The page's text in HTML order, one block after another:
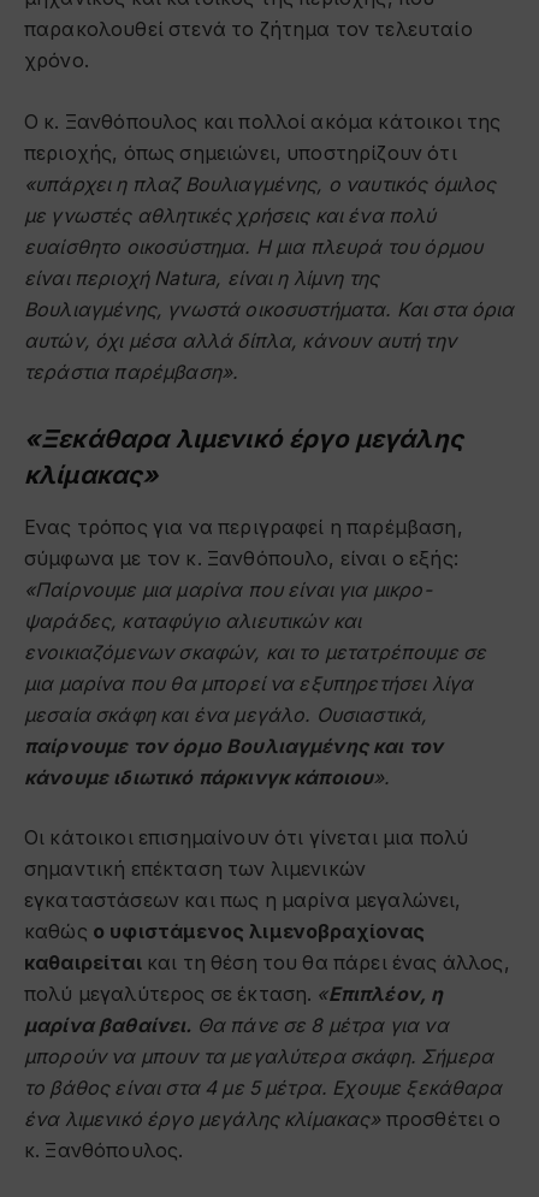
παρακολουθεί στενά το ζήτημα τον τελευταίο
χρόνο.
Ο κ. Ξανθόπουλος και πολλοί ακόμα κάτοικοι της
περιοχής, όπως σημειώνει, υποστηρίζουν ότι
«υπάρχει η πλαζ Βουλιαγμένης, ο ναυτικός όμιλος
με γνωστές αθλητικές χρήσεις και ένα πολύ
ευαίσθητο οικοσύστημα. Η μια πλευρά του όρμου
είναι περιοχή Natura, είναι η λίμνη της
Βουλιαγμένης, γνωστά οικοσυστήματα. Και στα όρια
αυτών, όχι μέσα αλλά δίπλα, κάνουν αυτή την
τεράστια παρέμβαση».
«Ξεκάθαρα λιμενικό έργο μεγάλης
κλίμακας»
Ενας τρόπος για να περιγραφεί η παρέμβαση,
σύμφωνα με τον κ. Ξανθόπουλο, είναι ο εξής:
«Παίρνουμε μια μαρίνα που είναι για μικρο-
ψαράδες, καταφύγιο αλιευτικών και
ενοικιαζόμενων σκαφών, και το μετατρέπουμε σε
μια μαρίνα που θα μπορεί να εξυπηρετήσει λίγα
μεσαία σκάφη και ένα μεγάλο. Ουσιαστικά,
παίρνουμε τον όρμο Βουλιαγμένης και τον
κάνουμε ιδιωτικό πάρκινγκ κάποιου».
Οι κάτοικοι επισημαίνουν ότι γίνεται μια πολύ
σημαντική επέκταση των λιμενικών
εγκαταστάσεων και πως η μαρίνα μεγαλώνει,
καθώς ο υφιστάμενος λιμενοβραχίονας
καθαιρείταικαι τη θέση του θα πάρει ένας άλλος,
πολύ μεγαλύτερος σε έκταση. «Επιπλέον, η
μαρίνα βαθαίνει. Θα πάνε σε 8 μέτρα για να
μπορούν να μπουν τα μεγαλύτερα σκάφη. Σήμερα
το βάθος είναι στα 4 με 5 μέτρα. Εχουμε ξεκάθαρα
ένα λιμενικό έργο μεγάλης κλίμακας» προσθέτει ο
κ. Ξανθόπουλος.